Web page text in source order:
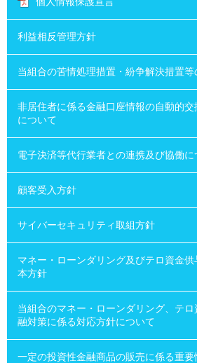
利益相反管理方針
当組合の苦情処理措置・紛争解決措置
非居住者に係る金融口座情報の自動的
について
電子決済等代行業者との連携及び協働に
顧客受入方針
サイバーセキュリティ取組方針
マネー・ローンダリング及びテロ資金
本方針
当組合のマネー・ローンダリング、テ
融対策に係る対応方針について
一定の投資性金融商品の販売に係る重